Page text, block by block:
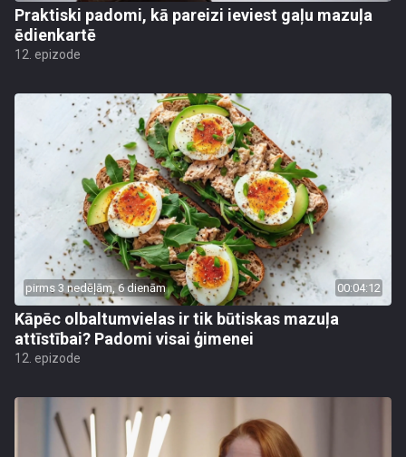
Praktiski padomi, kā pareizi ieviest gaļu mazuļa
ēdienkartē
12. epizode
pirms 3 nedēļām, 6 dienām 00:04:12
Kāpēc olbaltumvielas ir tik būtiskas mazuļa
attīstībai? Padomi visai ģimenei
12. epizode